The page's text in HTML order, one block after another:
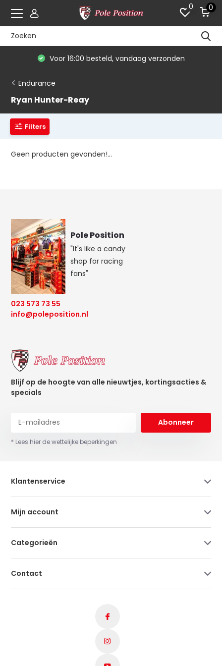
0 0
Voor 16:00 besteld, vandaag verzonden
Endurance
Ryan Hunter-Reay
Filters
Geen producten gevonden!...
Pole Position
"It's like a candy
shop for racing
fans"
023 573 73 55
info@poleposition.nl
Blijf op de hoogte van alle nieuwtjes, kortingsacties &
specials
Abonneer
* Lees hier de wettelijke beperkingen
Klantenservice
Mijn account
Categorieën
Contact